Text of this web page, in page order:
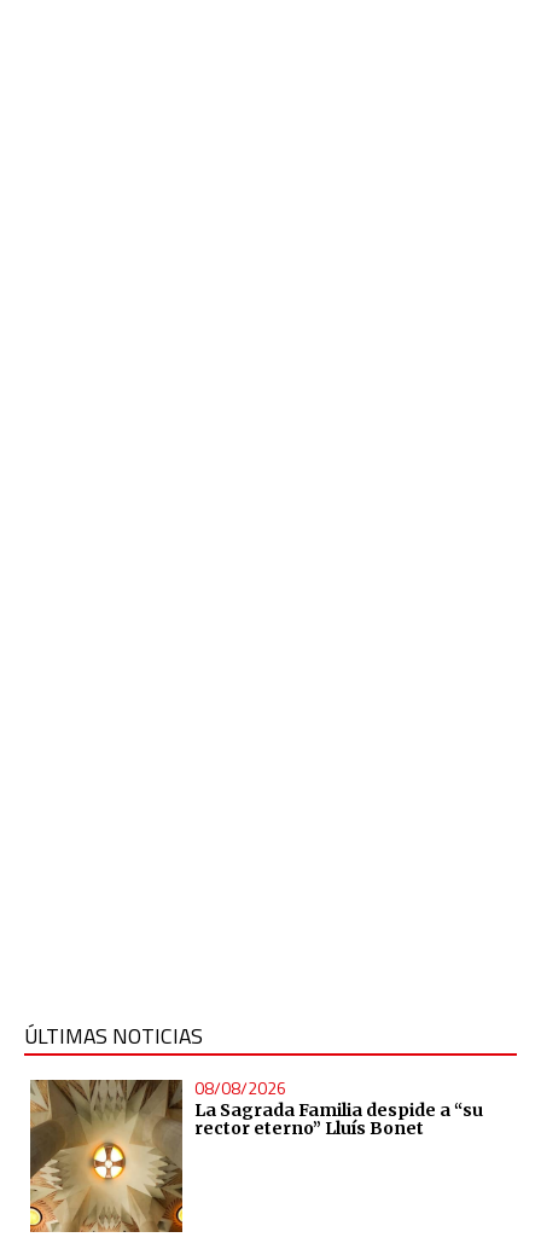
ÚLTIMAS NOTICIAS
08/08/2026
La Sagrada Familia despide a “su
rector eterno” Lluís Bonet